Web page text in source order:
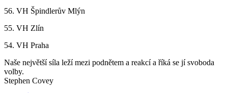
56. VH Špindlerův Mlýn
55. VH Zlín
54. VH Praha
Naše největší síla leží mezi podnětem a reakcí a říká se jí svoboda
volby.
Stephen Covey